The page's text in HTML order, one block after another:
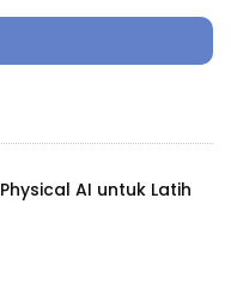
AI untuk Latih